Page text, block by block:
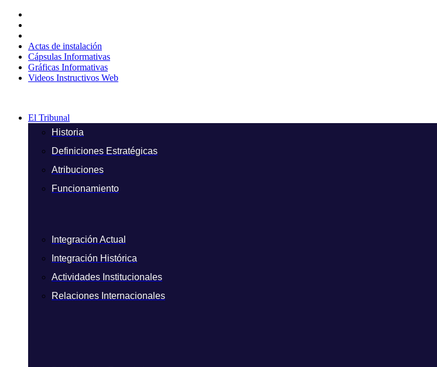
contenido
Actas de instalación
Cápsulas Informativas
Gráficas Informativas
Videos Instructivos Web
El Tribunal
Historia
Definiciones Estratégicas
Atribuciones
Funcionamiento
Integración Actual
Integración Histórica
Actividades Institucionales
Relaciones Internacionales